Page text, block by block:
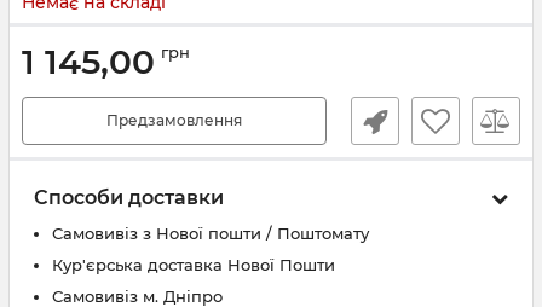
1 145,00 грн
Предзамовлення
Способи доставки
Самовивіз з Нової пошти / Поштомату
Кур'єрська доставка Нової Пошти
Самовивіз м. Дніпро